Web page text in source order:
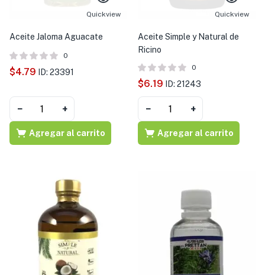
Quickview
Aceite Jaloma Aguacate
0
$4.79 ID: 23391
− +
Agregar al carrito
Quickview
Aceite Simple y Natural de
Ricino
0
$6.19 ID: 21243
− +
Agregar al carrito